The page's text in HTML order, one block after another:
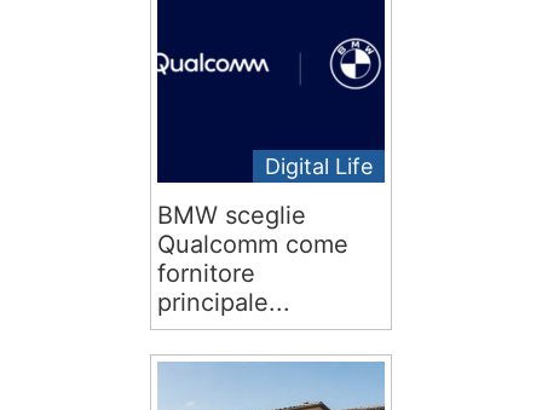
Digital Life
BMW sceglie
Qualcomm come
fornitore
principale...